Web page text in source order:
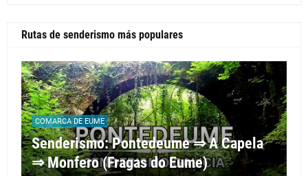
Rutas de senderismo más populares
COMARCA DE EUME
Senderismo: Pontedeume ⇒ A Capela
⇒ Monfero (Fragas do Eume)